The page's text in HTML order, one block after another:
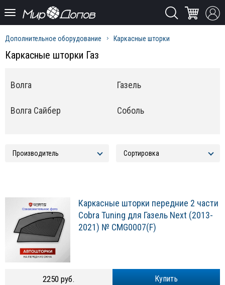
Дополнительное оборудование Каркасные шторки
Каркасные шторки Газ
Волга
Волга Сайбер
Газель
Соболь
Каркасные шторки передние 2 части
Cobra Tuning для Газель Next (2013-
2021) № CMG0007(F)
Купить
2250 руб.